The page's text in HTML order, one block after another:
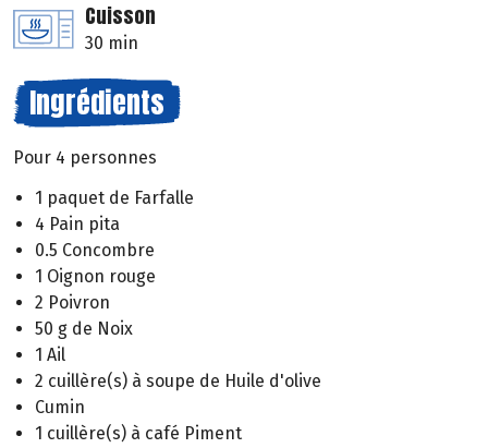
Cuisson
30 min
Ingrédients
Pour 4 personnes
1 paquet de Farfalle
4 Pain pita
0.5 Concombre
1 Oignon rouge
2 Poivron
50 g de Noix
1 Ail
2 cuillère(s) à soupe de Huile d'olive
Cumin
1 cuillère(s) à café Piment